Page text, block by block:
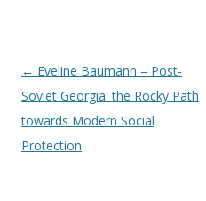
პოსტის
ნავიგაცია
← Eveline Baumann – Post-
Soviet Georgia: the Rocky Path
towards Modern Social
Protection